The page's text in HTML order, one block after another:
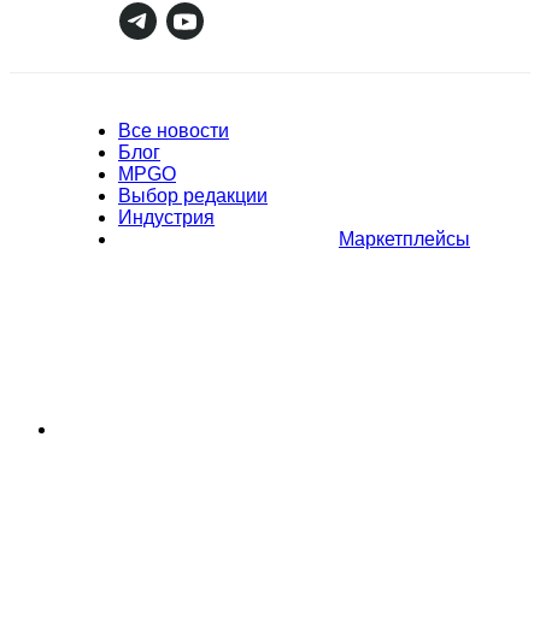
Все новости
Блог
MPGO
Выбор редакции
Индустрия
Маркетплейсы